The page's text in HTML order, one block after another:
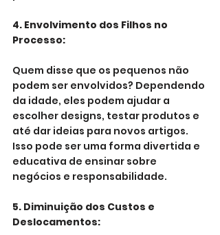
4. Envolvimento dos Filhos no
Processo:
Quem disse que os pequenos não
podem ser envolvidos? Dependendo
da idade, eles podem ajudar a
escolher designs, testar produtos e
até dar ideias para novos artigos.
Isso pode ser uma forma divertida e
educativa de ensinar sobre
negócios e responsabilidade.
5. Diminuição dos Custos e
Deslocamentos: